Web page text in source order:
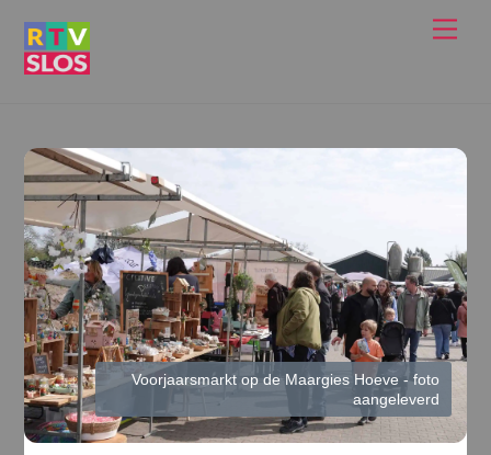
Voorjaarsmarkt op de Maargies Hoeve - foto
aangeleverd